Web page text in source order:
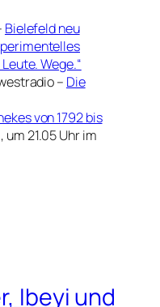
Bielefeld neu
Wege.“
– Die
von 1792 bis
21.05 Uhr im
Ibeyi und